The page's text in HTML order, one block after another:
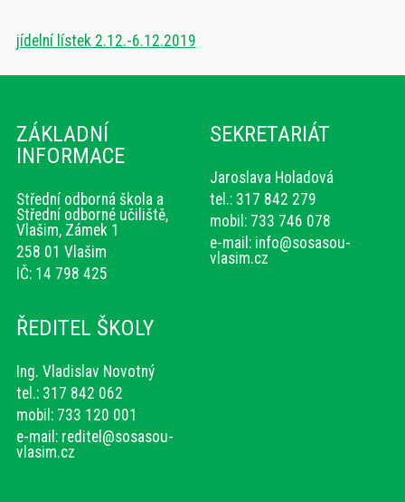
jídelní lístek 2.12.-6.12.2019
ZÁKLADNÍ
INFORMACE
Střední odborná škola a
Střední odborné učiliště,
Vlašim, Zámek 1
258 01 Vlašim
IČ: 14 798 425
SEKRETARIÁT
Jaroslava Holadová
tel.: 317 842 279
mobil: 733 746 078
e-mail: info@sosasou-
vlasim.cz
ŘEDITEL ŠKOLY
Ing. Vladislav Novotný
tel.: 317 842 062
mobil: 733 120 001
e-mail: reditel@sosasou-
vlasim.cz